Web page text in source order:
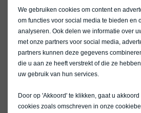
We gebruiken cookies om content en
om functies voor social media te bieden en
analyseren. Ook delen we informatie over
met onze partners voor social media,
partners kunnen deze gegevens
die u aan ze heeft verstrekt of die ze
uw gebruik van hun services.
Door op 'Akkoord' te klikken, gaat u
cookies zoals omschreven in onze